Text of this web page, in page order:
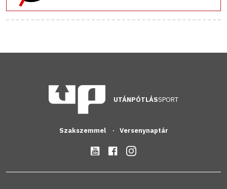
UTÁNPÓTLÁSSPORT
Szakszemmel Versenynaptár